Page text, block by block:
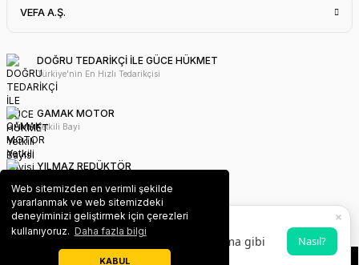
Web sitemizden en verimli şekilde
yararlanmak ve web sitemizdeki
deneyiminizi geliştirmek için çerezleri
kullanıyoruz. Daha fazla bilgi
KABUL
VEFA A.Ş.
DOĞRU TEDARİKÇİ İLE GÜCE HÜKMET
Türkiye'nin En Hızlı Tedarikçisi
GAMAK MOTOR
Yetkili Bayi
YILMAZ REDÜKTÖR
WAT MOTOR
Yetkili Bayi
×
VEFA PWA Uygulaması
Ana ekrana ekleyerek uygulama gibi
kullanabilirsin 💫
Nasıl?